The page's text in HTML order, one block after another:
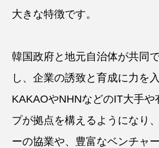
大きな特徴です。
韓国政府と地元自治体が共同
し、企業の誘致と育成に力を
KAKAOやNHNなどのIT大手や
プが拠点を構えるようになり
ーの協業や、豊富なベンチャ